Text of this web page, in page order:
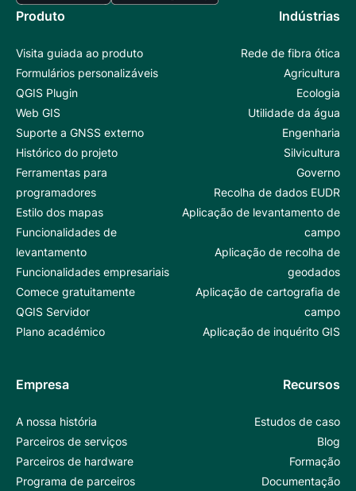
Produto
Visita guiada ao produto
Formulários personalizáveis
QGIS Plugin
Web GIS
Suporte a GNSS externo
Histórico do projeto
Ferramentas para
programadores
Estilo dos mapas
Funcionalidades de
levantamento
Funcionalidades empresariais
Comece gratuitamente
QGIS Servidor
Plano académico
Indústrias
Rede de fibra ótica
Agricultura
Ecologia
Utilidade da água
Engenharia
Silvicultura
Governo
Recolha de dados EUDR
Aplicação de levantamento de
campo
Aplicação de recolha de
geodados
Aplicação de cartografia de
campo
Aplicação de inquérito GIS
Empresa
A nossa história
Parceiros de serviços
Parceiros de hardware
Programa de parceiros
Recursos
Estudos de caso
Blog
Formação
Documentação